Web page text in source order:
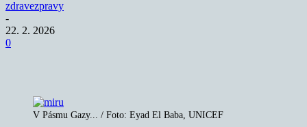
zdravezpravy
-
22. 2. 2026
0
V Pásmu Gazy... / Foto: Eyad El Baba, UNICEF